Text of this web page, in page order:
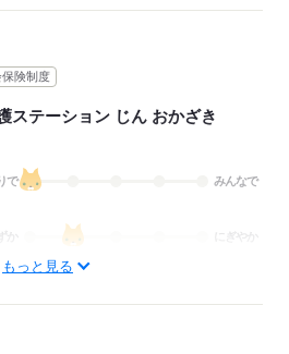
保険制度
ステーション じん おかざき
で みんなで
にぎやか
もっと見る